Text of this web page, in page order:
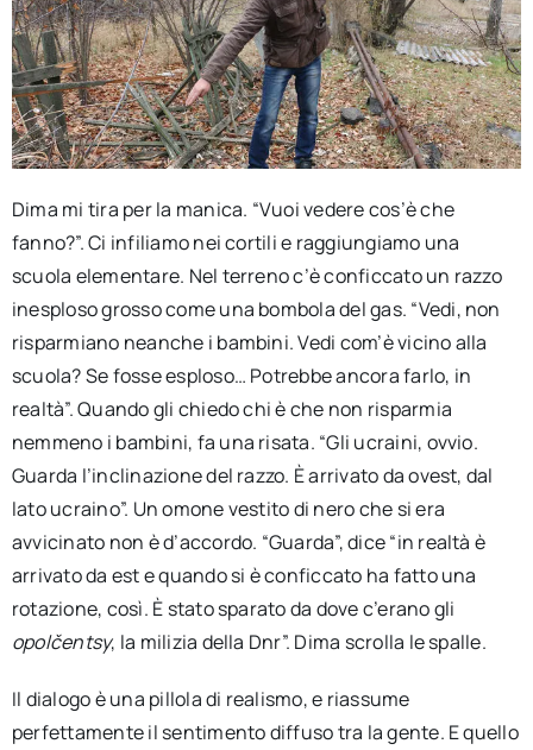
Dima mi tira per la manica. “Vuoi vedere cos’è che
fanno?”. Ci infiliamo nei cortili e raggiungiamo una
scuola elementare. Nel terreno c’è conficcato un razzo
inesploso grosso come una bombola del gas. “Vedi, non
risparmiano neanche i bambini. Vedi com’è vicino alla
scuola? Se fosse esploso… Potrebbe ancora farlo, in
realtà”. Quando gli chiedo chi è che non risparmia
nemmeno i bambini, fa una risata. “Gli ucraini, ovvio.
Guarda l’inclinazione del razzo. È arrivato da ovest, dal
lato ucraino”. Un omone vestito di nero che si era
avvicinato non è d’accordo. “Guarda”, dice “in realtà è
arrivato da est e quando si è conficcato ha fatto una
rotazione, così. È stato sparato da dove c’erano gli
opolčentsy, la milizia della Dnr”. Dima scrolla le spalle.
Il dialogo è una pillola di realismo, e riassume
perfettamente il sentimento diffuso tra la gente. E quello